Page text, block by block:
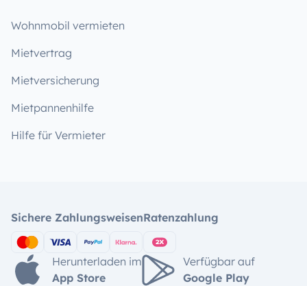
Wohnmobil vermieten
Mietvertrag
Mietversicherung
Mietpannenhilfe
Hilfe für Vermieter
Sichere ZahlungsweisenRatenzahlung
Herunterladen im
App Store
Verfügbar auf
Google Play